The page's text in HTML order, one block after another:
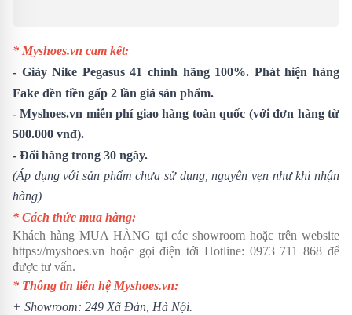
* Myshoes.vn cam kết:
- GiàyNike Pegasus 41 chính hãng 100%. Phát hiện hàng
Fake đền tiền gấp 2 lần giá sản phẩm.
- Myshoes.vn miễn phí giao hàng toàn quốc (với đơn hàng từ
500.000 vnđ).
- Đổi hàng trong 30 ngày.
(Áp dụng với sản phẩm chưa sử dụng, nguyên vẹn như khi nhận
hàng)
* Cách thức mua hàng:
Khách hàng MUA HÀNG tại các showroom hoặc trên website
https://myshoes.vn hoặc gọi điện tới Hotline: 0973 711 868 để
được tư vấn.
* Thông tin liên hệ Myshoes.vn:
+ Showroom: 249 Xã Đàn, Hà Nội.